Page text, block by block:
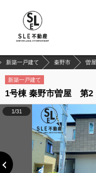
新築一戸建て 秦野市 曽屋
新築一戸建て
1号棟 秦野市曽屋 第
1/31